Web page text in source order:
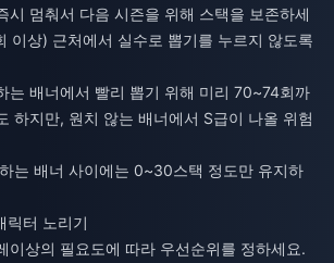
시 멈춰서 다음 시즌을 위해 스택을 보존하세
이상) 근처에서 실수로 뽑기를 누르지 않도록
는 배너에서 빨리 뽑기 위해 미리 70~74회까
하지만, 원치 않는 배너에서 S급이 나올 위험
는 배너 사이에는 0~30스택 정도만 유지하
릭터 노리기
이상의 필요도에 따라 우선순위를 정하세요.